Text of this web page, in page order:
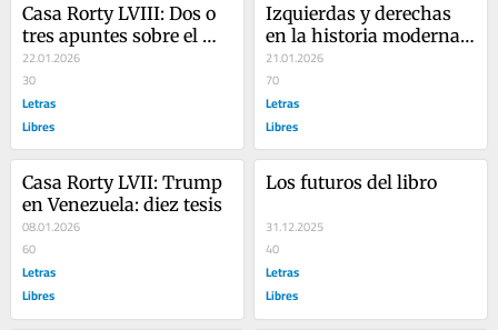
Casa Rorty LVIII: Dos o
tres apuntes sobre el
nuevo desorden
mundial
22.01.2026
30
Letras
Libres
Izquierdas y derechas
en la historia moderna
española
21.01.2026
70
Letras
Libres
Casa Rorty LVII: Trump
en Venezuela: diez tesis
08.01.2026
60
Letras
Libres
Los futuros del libro
31.12.2025
40
Letras
Libres